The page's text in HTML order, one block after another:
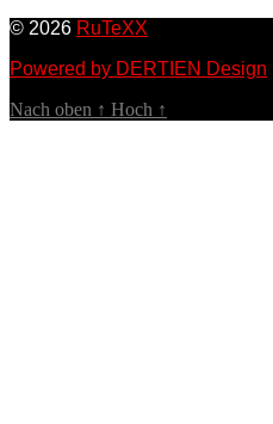
© 2026 RuTeXX
Powered by DERTIEN Design
Nach oben ↑ Hoch ↑